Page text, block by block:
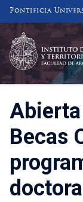
Pontificia
INSTITUTO
Y
FACULTAD DE
Becas